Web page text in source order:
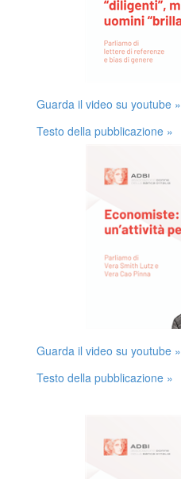
Guarda il video su youtube »
Testo della pubblicazione »
Guarda il video su youtube »
Testo della pubblicazione »